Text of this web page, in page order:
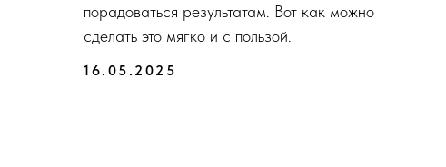
порадоваться результатам. Вот как можно
сделать это мягко и с пользой.
16.05.2025